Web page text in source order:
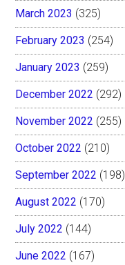
March 2023 (325)
February 2023 (254)
January 2023 (259)
December 2022 (292)
November 2022 (255)
October 2022 (210)
September 2022 (198)
August 2022 (170)
July 2022 (144)
June 2022 (167)